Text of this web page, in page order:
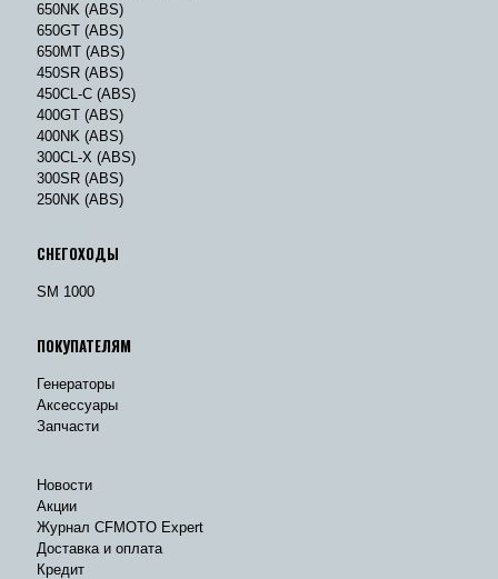
650NK (ABS)
650GT (ABS)
650MT (ABS)
450SR (ABS)
450CL-C (ABS)
400GT (ABS)
400NK (ABS)
300CL-X (ABS)
300SR (ABS)
250NK (ABS)
СНЕГОХОДЫ
SM 1000
ПОКУПАТЕЛЯМ
Генераторы
Аксессуары
Запчасти
Новости
Акции
Журнал CFMOTO Expert
Доставка и оплата
Кредит